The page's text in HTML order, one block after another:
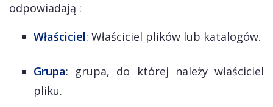
odpowiadają :
Właściciel: Właściciel plików lub katalogów.
Grupa: grupa, do której należy właściciel
pliku.